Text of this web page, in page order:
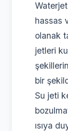
hassas
olanak
jetleri
bir
Su jeti
ısıya